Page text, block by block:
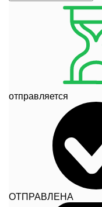
отправляется
ОТПРАВЛЕНА